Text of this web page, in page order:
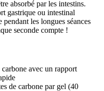
absorbé par les intestins.
gastrique ou intestinal
les longues séances
seconde compte !
avec un rapport
de carbone par gel (40